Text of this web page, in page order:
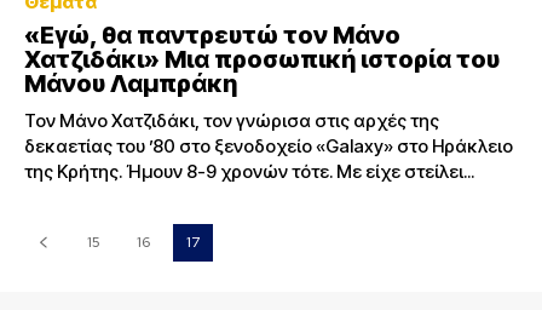
«Εγώ, θα παντρευτώ τον Μάνο
Χατζιδάκι» Μια προσωπική ιστορία του
Μάνου Λαμπράκη
Τον Μάνο Χατζιδάκι, τον γνώρισα στις αρχές της
δεκαετίας του ’80 στο ξενοδοχείο «Galaxy» στο Ηράκλειο
της Κρήτης. Ήμουν 8-9 χρονών τότε. Με είχε στείλει...
15 16 17